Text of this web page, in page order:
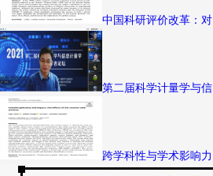
中国科研评价改革：对
第二届科学计量学与信
跨学科性与学术影响力